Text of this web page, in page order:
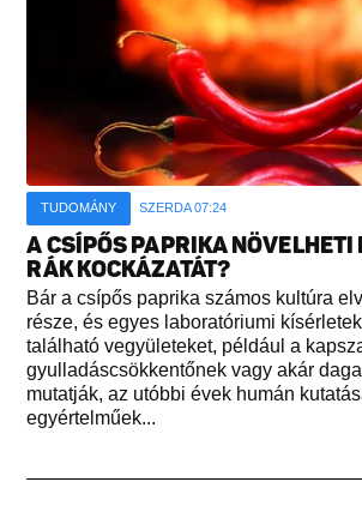
TUDOMÁNY SZERDA 07:24
A CSÍPŐS PAPRIKA NÖVELHETI
RÁK KOCKÁZATÁT?
Bár a csípős paprika számos kultúra
része, és egyes laboratóriumi
található vegyületeket, például a
gyulladáscsökkentőnek vagy akár
mutatják, az utóbbi évek humán
egyértelműek...